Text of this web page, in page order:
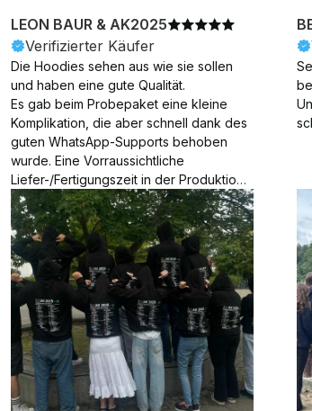
LEON BAUR & AK2025
Verifizierter Käufer
Die Hoodies sehen aus wie sie sollen
und haben eine gute Qualität.
Es gab beim Probepaket eine kleine
Komplikation, die aber schnell dank des
guten WhatsApp-Supports behoben
wurde. Eine Vorraussichtliche
Liefer-/Fertigungszeit in der Produktion
wäre hilfreich. Die Produktion dauerte 7
Werktage (inkl. Samstage und ohne
Express-Produktion), die Lieferung
erfolgte schon am Tag nach der
Fertigstellung der Produktion.